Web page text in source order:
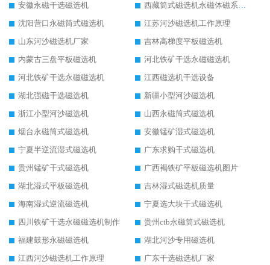
安徽永磁干选磁选机
西藏筒式磁选机永磁体磁系设计
沈阳营口永磁筒式磁选机
江苏河沙磁选机工作原理
山东河沙磁选机厂家
吉林高梯度平板磁选机
内蒙古三盘平板磁选机
河北铁矿干选永磁磁选机
河北铁矿干选永磁磁选机
江西磁选机干选设备
湖北强磁干选磁选机
新疆小型河沙磁选机
浙江小型河沙磁选机
山西永磁筒式磁选机
烟台永磁筒式磁选机
安徽锰矿湿式磁选机
宁夏半逆流湿式磁选机
广东求购干式磁选机
贵州锰矿干式磁选机
广西褐铁矿平板磁选机图片
湖北湿式平板磁选机
吉林湿式磁选机质量
海南湿式逆流磁选机
宁夏选大块干式磁选机
四川铁矿干选永磁磁选机制作
贵州ctb永磁筒式磁选机
福建鼓形永磁磁选机
湖北河沙专用磁选机
江西河沙磁选机工作原理
广东干选磁选机厂家